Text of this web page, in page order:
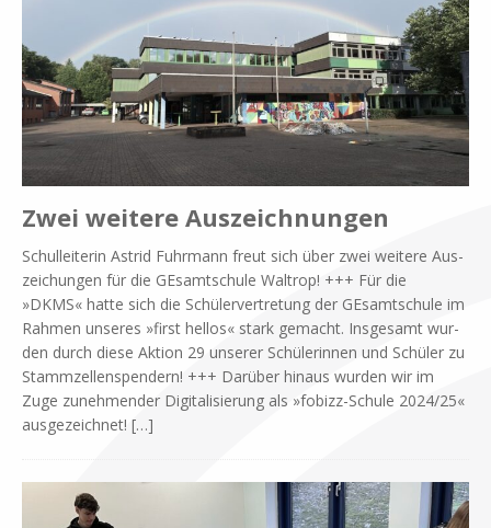
Zwei weitere Auszeichnungen
Schul­lei­te­rin Astrid Fuhr­mann freut sich über zwei wei­te­re Aus­
zei­chun­gen für die GE­samt­schu­le Wal­trop! +++ Für die
»DKMS« hat­te sich die Schü­ler­ver­tre­tung der GE­samt­schu­le im
Rah­men un­se­res »first hel­los« stark ge­macht. Ins­ge­samt wur­
den durch die­se Ak­ti­on 29 un­se­rer Schü­le­rin­nen und Schü­ler zu
Stamm­zel­len­spen­dern! +++ Dar­über hin­aus wur­den wir im
Zuge zu­neh­men­der Di­gi­ta­li­sie­rung als »fo­­bizz-Schu­­le 2024/25«
aus­ge­zeich­net! […]